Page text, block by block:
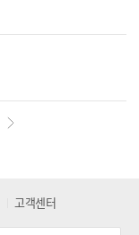
다
지
고객센터